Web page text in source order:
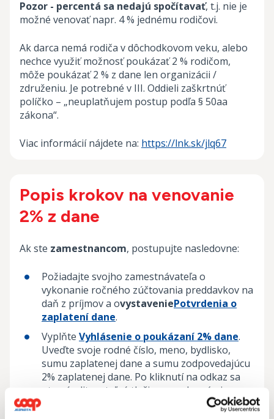
Pozor - percentá sa nedajú spočítavať, t.j. nie je
možné venovať napr. 4 % jednému rodičovi.
Ak darca nemá rodiča v dôchodkovom veku, alebo
nechce využiť možnosť poukázať 2 % rodičom,
môže poukázať 2 % z dane len organizácii /
združeniu. Je potrebné v III. Oddieli zaškrtnúť
políčko – „neuplatňujem postup podľa § 50aa
zákona“.
Viac informácií nájdete na: https://lnk.sk/jlq67
Popis krokov na venovanie
2% z dane
Ak ste zamestnancom, postupujte nasledovne:
Požiadajte svojho zamestnávateľa o
vykonanie ročného zúčtovania preddavkov na
daň z príjmov a ovystaveniePotvrdenia o
zaplatení dane.
Vyplňte Vyhlásenie o poukázaní 2% dane.
Uveďte svoje rodné číslo, meno, bydlisko,
sumu zaplatenej dane a sumu zodpovedajúcu
2% zaplatenej dane. Po kliknutí na odkaz sa
otvorí editovateľné tlačivo s vyplnenými
údajmi príjemcu – Nadácie COOP Jednota.